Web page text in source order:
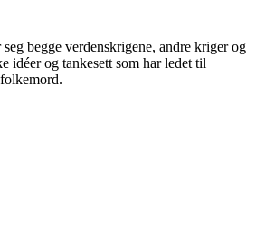
begge verdenskrigene, andre kriger og
idéer og tankesett som har ledet til